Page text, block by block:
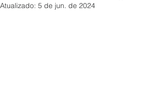
Atualizado: 5 de jun. de 2024